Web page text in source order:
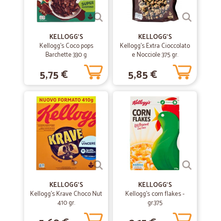
17/10/2023
—Elena B.
Ottimi prodotti
Ottimi prodotti distribuiti da un'ottima azienda. La scelta è vasta e la
spedizione veloce
04/09/2022
Alessandra S.
Consegna veloce e perfetta
Consegna veloce e perfetta. Prezzi onesti e serietà.
—Valeria S.
Spedizione velocissima e tutto ok....lo…
Spedizione velocissima e tutto ok....lo consiglio
—Matteo S.
Ordine eseguito con facilità
KELLOGG'S
Kellogg's Coco pops
Barchette 330 g
5,75 €
KELLOGG'S
Kellogg's Extra Cioccolato
e Nocciole 375 gr.
5,85 €
KELLOGG'S
Kellogg's Krave Choco Nut
410 gr.
KELLOGG'S
Kellogg's corn flakes -
gr.375